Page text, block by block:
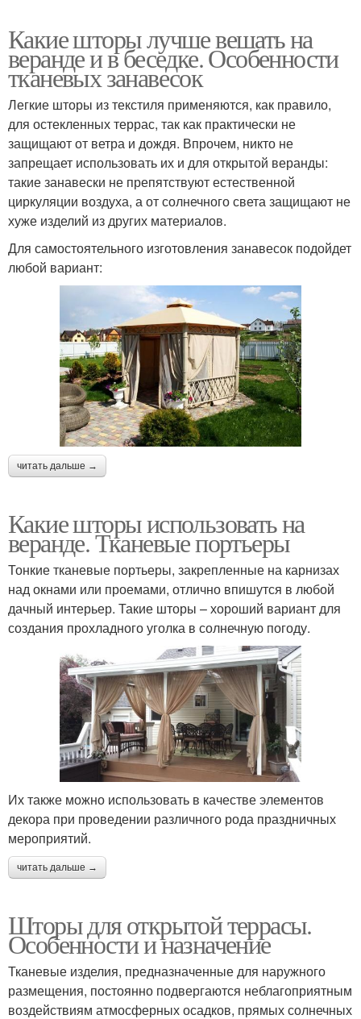
Какие шторы лучше вешать на
веранде и в беседке. Особенности
тканевых занавесок
Легкие шторы из текстиля применяются, как правило,
для остекленных террас, так как практически не
защищают от ветра и дождя. Впрочем, никто не
запрещает использовать их и для открытой веранды:
такие занавески не препятствуют естественной
циркуляции воздуха, а от солнечного света защищают не
хуже изделий из других материалов.
Для самостоятельного изготовления занавесок подойдет
любой вариант:
читать дальше →
Какие шторы использовать на
веранде. Тканевые портьеры
Тонкие тканевые портьеры, закрепленные на карнизах
над окнами или проемами, отлично впишутся в любой
дачный интерьер. Такие шторы – хороший вариант для
создания прохладного уголка в солнечную погоду.
Их также можно использовать в качестве элементов
декора при проведении различного рода праздничных
мероприятий.
читать дальше →
Шторы для открытой террасы.
Особенности и назначение
Тканевые изделия, предназначенные для наружного
размещения, постоянно подвергаются неблагоприятным
воздействиям атмосферных осадков, прямых солнечных